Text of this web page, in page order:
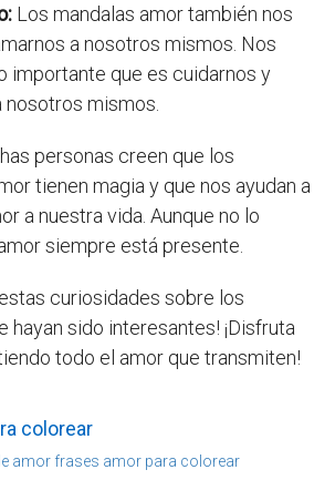
Los mandalas amor también nos
a nosotros mismos. Nos
importante que es cuidarnos y
nosotros mismos.
personas creen que los
tienen magia y que nos ayudan a
a nuestra vida. Aunque no lo
siempre está presente.
curiosidades sobre los
hayan sido interesantes! ¡Disfruta
todo el amor que transmiten!
colorear
amor frases amor para colorear